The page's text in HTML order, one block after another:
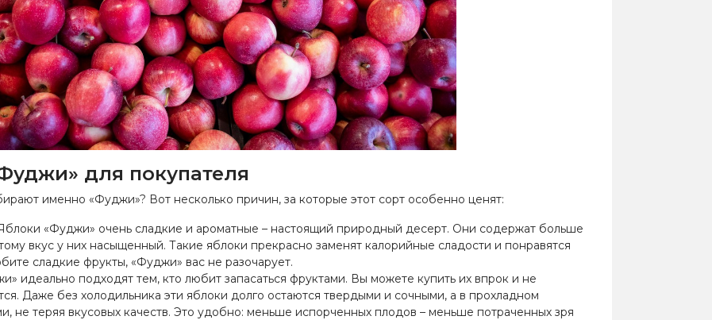
для покупателя
именно «Фуджи»? Вот несколько причин, за которые этот сорт особенно ценят:
«Фуджи» очень сладкие и ароматные – настоящий природный десерт. Они содержат больше
вкус у них насыщенный. Такие яблоки прекрасно заменят калорийные сладости и понравятся
сладкие фрукты, «Фуджи» вас не разочарует.
идеально подходят тем, кто любит запасаться фруктами. Вы можете купить их впрок и не
Даже без холодильника эти яблоки долго остаются твердыми и сочными, а в прохладном
не теряя вкусовых качеств. Это удобно: меньше испорченных плодов – меньше потраченных зря